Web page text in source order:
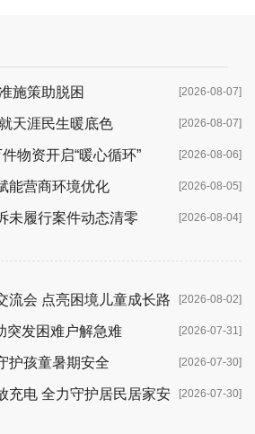
[2026-08-07]
施策助脱困
[2026-08-07]
天涯民生暖底色
[2026-08-06]
物资开启“暖心循环”
[2026-08-05]
能营商环境优化
[2026-08-04]
未履行案件动态清零
[2026-08-02]
流会 点亮困境儿童成长路
[2026-07-31]
突发困难户解急难
[2026-07-30]
护孩童暑期安全
[2026-07-30]
充电 全力守护居民居家安